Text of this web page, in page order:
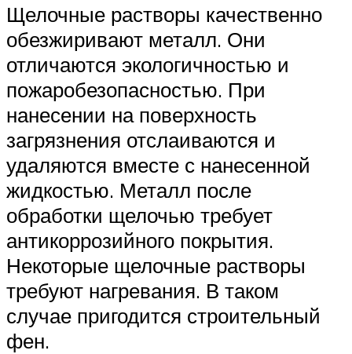
Щелочные растворы качественно
обезжиривают металл. Они
отличаются экологичностью и
пожаробезопасностью. При
нанесении на поверхность
загрязнения отслаиваются и
удаляются вместе с нанесенной
жидкостью. Металл после
обработки щелочью требует
антикоррозийного покрытия.
Некоторые щелочные растворы
требуют нагревания. В таком
случае пригодится строительный
фен.